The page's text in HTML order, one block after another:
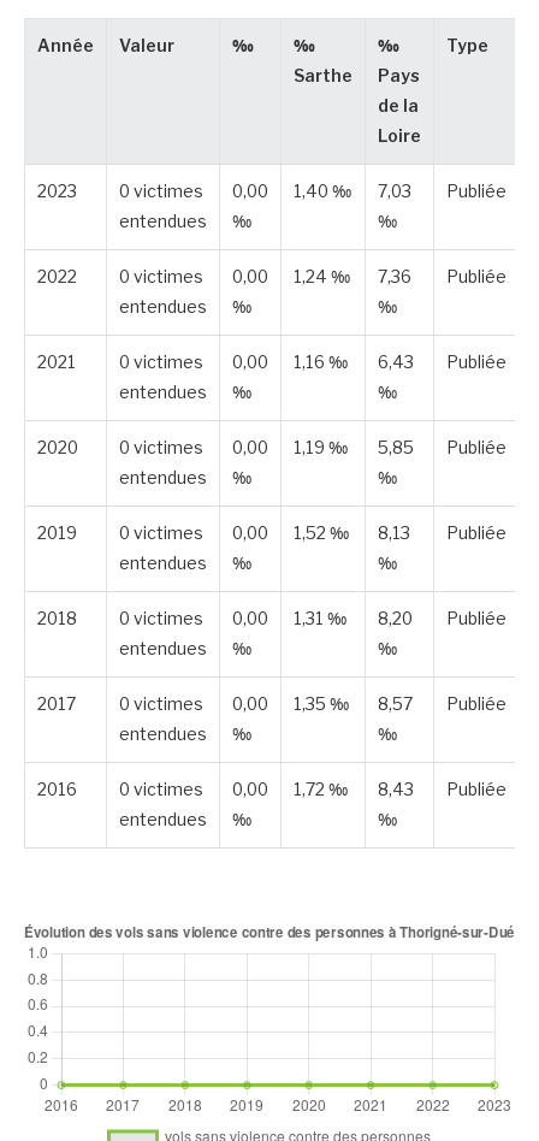
Année Valeur ‰
‰
Sarthe
‰
Pays
de la
Loire
Type
2023
0 victimes
entendues
0,00
‰
1,40 ‰
7,03
‰
Publiée
2022
0 victimes
entendues
0,00
‰
1,24 ‰
7,36
‰
Publiée
2021
0 victimes
entendues
0,00
‰
1,16 ‰
6,43
‰
Publiée
2020
0 victimes
entendues
0,00
‰
1,19 ‰
5,85
‰
Publiée
2019
0 victimes
entendues
0,00
‰
1,52 ‰
8,13
‰
Publiée
2018
0 victimes
entendues
0,00
‰
1,31 ‰
8,20
‰
Publiée
2017
0 victimes
entendues
0,00
‰
1,35 ‰
8,57
‰
Publiée
2016
0 victimes
entendues
0,00
‰
1,72 ‰
8,43
‰
Publiée